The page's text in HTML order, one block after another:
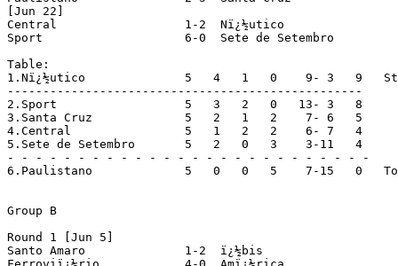
[Jun 22]
Central			 1-2  Nï¿½utico
Sport			 6-0  Sete de Setembro
Table:
1.Nï¿½utico		 5   4   1   0    9- 3   9   Stage finalists
--------------------------------------------------
2.Sport			 5   3   2   0   13- 3   8
3.Santa Cruz		 5   2   1   2    7- 6   5
4.Central		 5   1   2   2    6- 7   4
5.Sete de Setembro	 5   2   0   3    3-11   4
- - - - - - - - - - - - - - - - - - - - - - - - - -
6.Paulistano		 5   0   0   5    7-15   0   To group B
Group B
Round 1 [Jun 5]
Santo Amaro		 1-2  ï¿½bis			(prel. Nï¿½utico x Paulistano)